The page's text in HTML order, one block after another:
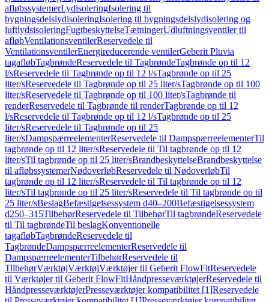
afløbssystemerLydisoleringIsolering til
bygningsdelslydisoleringIsolering til bygningsdelslydisolering og
luftlydsisoleringFugtbeskyttelseTætningerUdluftningsventiler til
afløbVentilationsventilerReservedele til
VentilationsventilerEnergireducerende ventilerGeberit Pluvia
tagafløbTagbrøndeReservedele til TagbrøndeTagbrønde op til 12
l/sReservedele til Tagbrønde op til 12 l/sTagbrønde op til 25
liter/sReservedele til Tagbrønde op til 25 liter/sTagbrønde op til 100
liter/sReservedele til Tagbrønde op til 100 liter/sTagbrønde til
renderReservedele til Tagbrønde til renderTagbrønde op til 12
l/sReservedele til Tagbrønde op til 12 l/sTagbrønde op til 25
liter/sReservedele til Tagbrønde op til 25
liter/sDampspærreelementerReservedele til DampspærreelementerTil
tagbrønde op til 12 liter/sReservedele til Til tagbrønde op til 12
liter/sTil tagbrønde op til 25 liter/sBrandbeskyttelseBrandbeskyttelse
til afløbssystemerNødoverløbReservedele til NødoverløbTil
tagbrønde op til 12 liter/sReservedele til Til tagbrønde op til 12
liter/sTil tagbrønde op til 25 liter/sReservedele til Til tagbrønde op til
25 liter/sBeslagBefæstigelsessystem d40–200Befæstigelsessystem
d250–315TilbehørReservedele til TilbehørTil tagbrøndeReservedele
til Til tagbrøndeTil beslagKonventionelle
tagafløbTagbrøndeReservedele til
TagbrøndeDampspærreelementerReservedele til
DampspærreelementerTilbehørReservedele til
TilbehørVærktøjVærktøjVærktøjer til Geberit FlowFitReservedele
til Værktøjer til Geberit FlowFitHåndpresseværktøjerReservedele til
HåndpresseværktøjerPresseværktøjer kompatibilitet [1]Reservedele